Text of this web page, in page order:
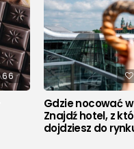
66
Gdzie nocować
Znajdź hotel, z
dojdziesz do